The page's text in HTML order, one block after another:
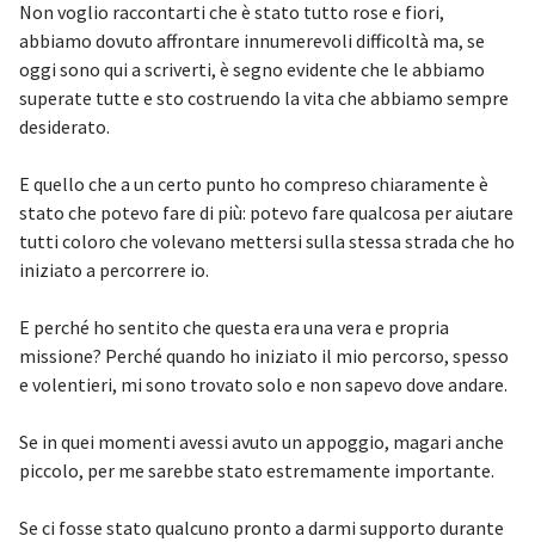
Non voglio raccontarti che è stato tutto rose e fiori,
abbiamo dovuto affrontare innumerevoli difficoltà ma, se
oggi sono qui a scriverti, è segno evidente che le abbiamo
superate tutte e sto costruendo la vita che abbiamo sempre
desiderato.
E quello che a un certo punto ho compreso chiaramente è
stato che potevo fare di più: potevo fare qualcosa per aiutare
tutti coloro che volevano mettersi sulla stessa strada che ho
iniziato a percorrere io.
E perché ho sentito che questa era una vera e propria
missione? Perché quando ho iniziato il mio percorso, spesso
e volentieri, mi sono trovato solo e non sapevo dove andare.
Se in quei momenti avessi avuto un appoggio, magari anche
piccolo, per me sarebbe stato estremamente importante.
Se ci fosse stato qualcuno pronto a darmi supporto durante